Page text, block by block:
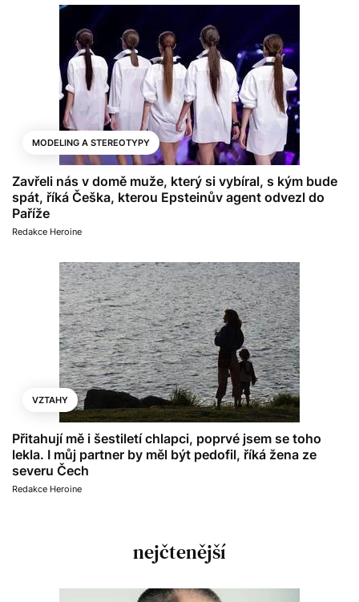
MODELING A STEREOTYPY
Zavřeli nás v domě muže, který si vybíral, s kým bude
spát, říká Češka, kterou Epsteinův agent odvezl do
Paříže
Redakce Heroine
VZTAHY
Přitahují mě i šestiletí chlapci, poprvé jsem se toho
lekla. I můj partner by měl být pedofil, říká žena ze
severu Čech
Redakce Heroine
nejčtenější